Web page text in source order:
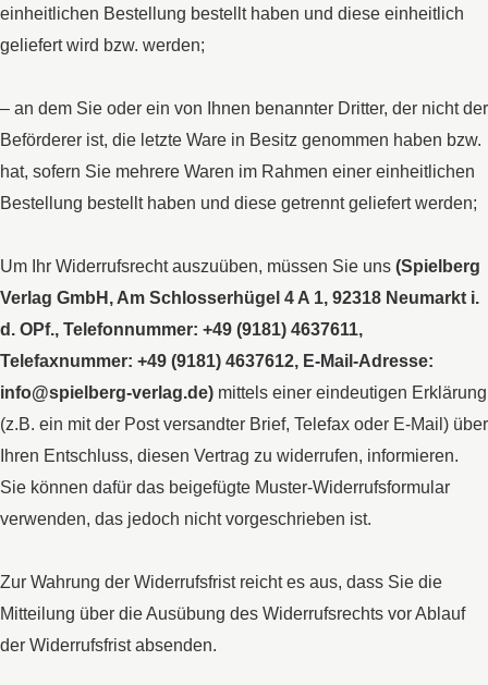
einheitlichen Bestellung bestellt haben und diese einheitlich
geliefert wird bzw. werden;
– an dem Sie oder ein von Ihnen benannter Dritter, der nicht der
Beförderer ist, die letzte Ware in Besitz genommen haben bzw.
hat, sofern Sie mehrere Waren im Rahmen einer einheitlichen
Bestellung bestellt haben und diese getrennt geliefert werden;
Um Ihr Widerrufsrecht auszuüben, müssen Sie uns (Spielberg
Verlag GmbH, Am Schlosserhügel 4 A 1, 92318 Neumarkt i.
d. OPf., Telefonnummer: +49 (9181) 4637611,
Telefaxnummer: +49 (9181) 4637612, E-Mail-Adresse:
info@spielberg-verlag.de) mittels einer eindeutigen Erklärung
(z.B. ein mit der Post versandter Brief, Telefax oder E-Mail) über
Ihren Entschluss, diesen Vertrag zu widerrufen, informieren.
Sie können dafür das beigefügte Muster-Widerrufsformular
verwenden, das jedoch nicht vorgeschrieben ist.
Zur Wahrung der Widerrufsfrist reicht es aus, dass Sie die
Mitteilung über die Ausübung des Widerrufsrechts vor Ablauf
der Widerrufsfrist absenden.